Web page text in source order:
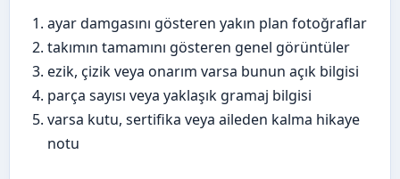
ayar damgasını gösteren yakın plan fotoğraflar
takımın tamamını gösteren genel görüntüler
ezik, çizik veya onarım varsa bunun açık bilgisi
parça sayısı veya yaklaşık gramaj bilgisi
varsa kutu, sertifika veya aileden kalma hikaye
notu